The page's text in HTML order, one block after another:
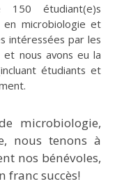
150 étudiant(e)s
en microbiologie et
intéressées par les
nous avons eu la
étudiants et
microbiologie,
nous tenons à
nos bénévoles,
franc succès!